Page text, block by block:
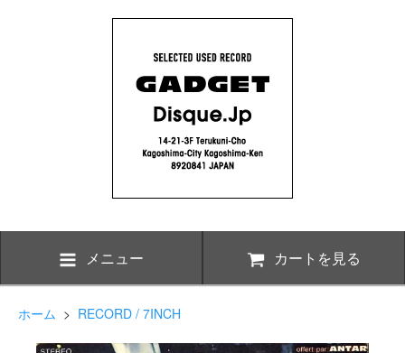
メニュー カートを見る
ホーム > RECORD / 7INCH